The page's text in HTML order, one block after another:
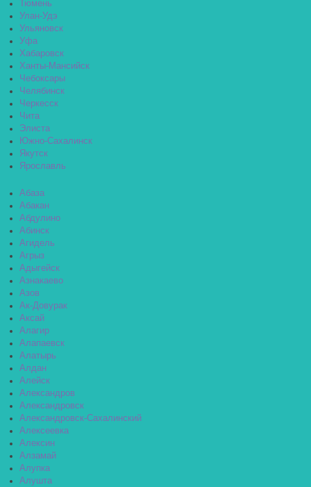
Тюмень
Улан-Удэ
Ульяновск
Уфа
Хабаровск
Ханты-Мансийск
Чебоксары
Челябинск
Черкесск
Чита
Элиста
Южно-Сахалинск
Якутск
Ярославль
Абаза
Абакан
Абдулино
Абинск
Агидель
Агрыз
Адыгейск
Азнакаево
Азов
Ак-Довурак
Аксай
Алагир
Алапаевск
Алатырь
Алдан
Алейск
Александров
Александровск
Александровск-Сахалинский
Алексеевка
Алексин
Алзамай
Алупка
Алушта